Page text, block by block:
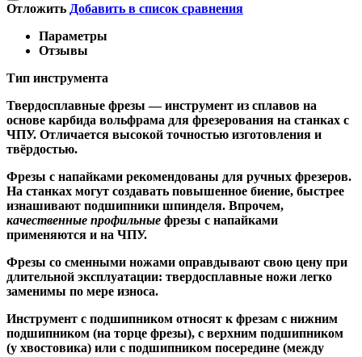
Отложить Добавить в список сравнения
Параметры
Отзывы
Тип инструмента
Твердосплавные фрезы — инструмент из сплавов на
основе карбида вольфрама для фрезерования на станках с
ЧПУ. Отличается высокой точностью изготовления и
твёрдостью.
Фрезы с напайками рекомендованы для ручных фрезеров.
На станках могут создавать повышенное биение, быстрее
изнашивают подшипники шпинделя. Впрочем,
качественные профильные фрезы с напайками
применяются и на ЧПУ.
Фрезы со сменными ножами оправдывают свою цену при
длительной эксплуатации: твердосплавные ножи легко
заменимы по мере износа.
Инструмент с подшипником относят к фрезам с нижним
подшипником (на торце фрезы), с верхним подшипником
(у хвостовика) или с подшипником посередине (между